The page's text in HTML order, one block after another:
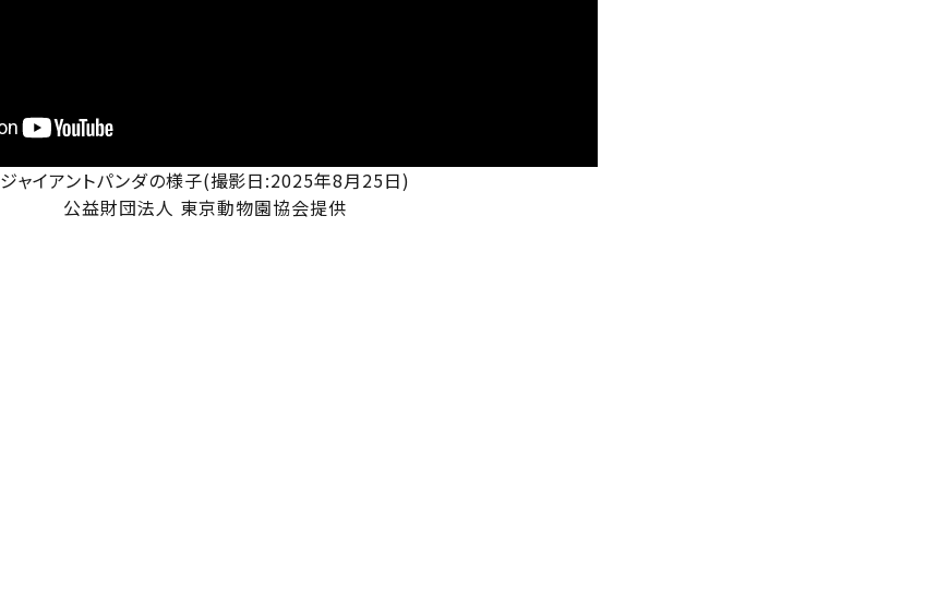
ジャイアントパンダの様子(撮影日:2025年8月25日)
公益財団法人 東京動物園協会提供